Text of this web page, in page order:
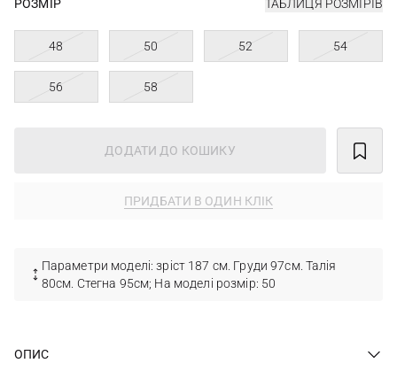
РОЗМІР ТАБЛИЦЯ РОЗМІРІВ
48 50 52 54
56 58
ДОДАТИ ДО КОШИКУ
ПРИДБАТИ В ОДИН КЛІК
Параметри моделі: зріст 187 см. Груди 97см. Талія
80см. Стегна 95см; На моделі розмір: 50
ОПИС